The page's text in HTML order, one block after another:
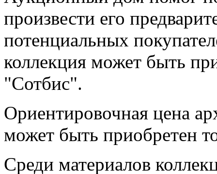
произвести его
потенциальных
коллекция может быть
"Сотбис".
Ориентировочная цена
может быть приобретен
Среди материалов